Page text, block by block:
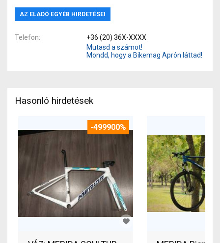
AZ ELADÓ EGYÉB HIRDETÉSEI
Telefon
+36 (20) 36X-XXXX
Mutasd a számot!
Mondd, hogy a Bikemag Aprón láttad!
Hasonló hirdetések
-499900%